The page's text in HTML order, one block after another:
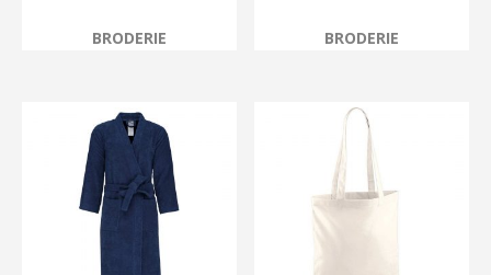
BRODERIE BRODERIE